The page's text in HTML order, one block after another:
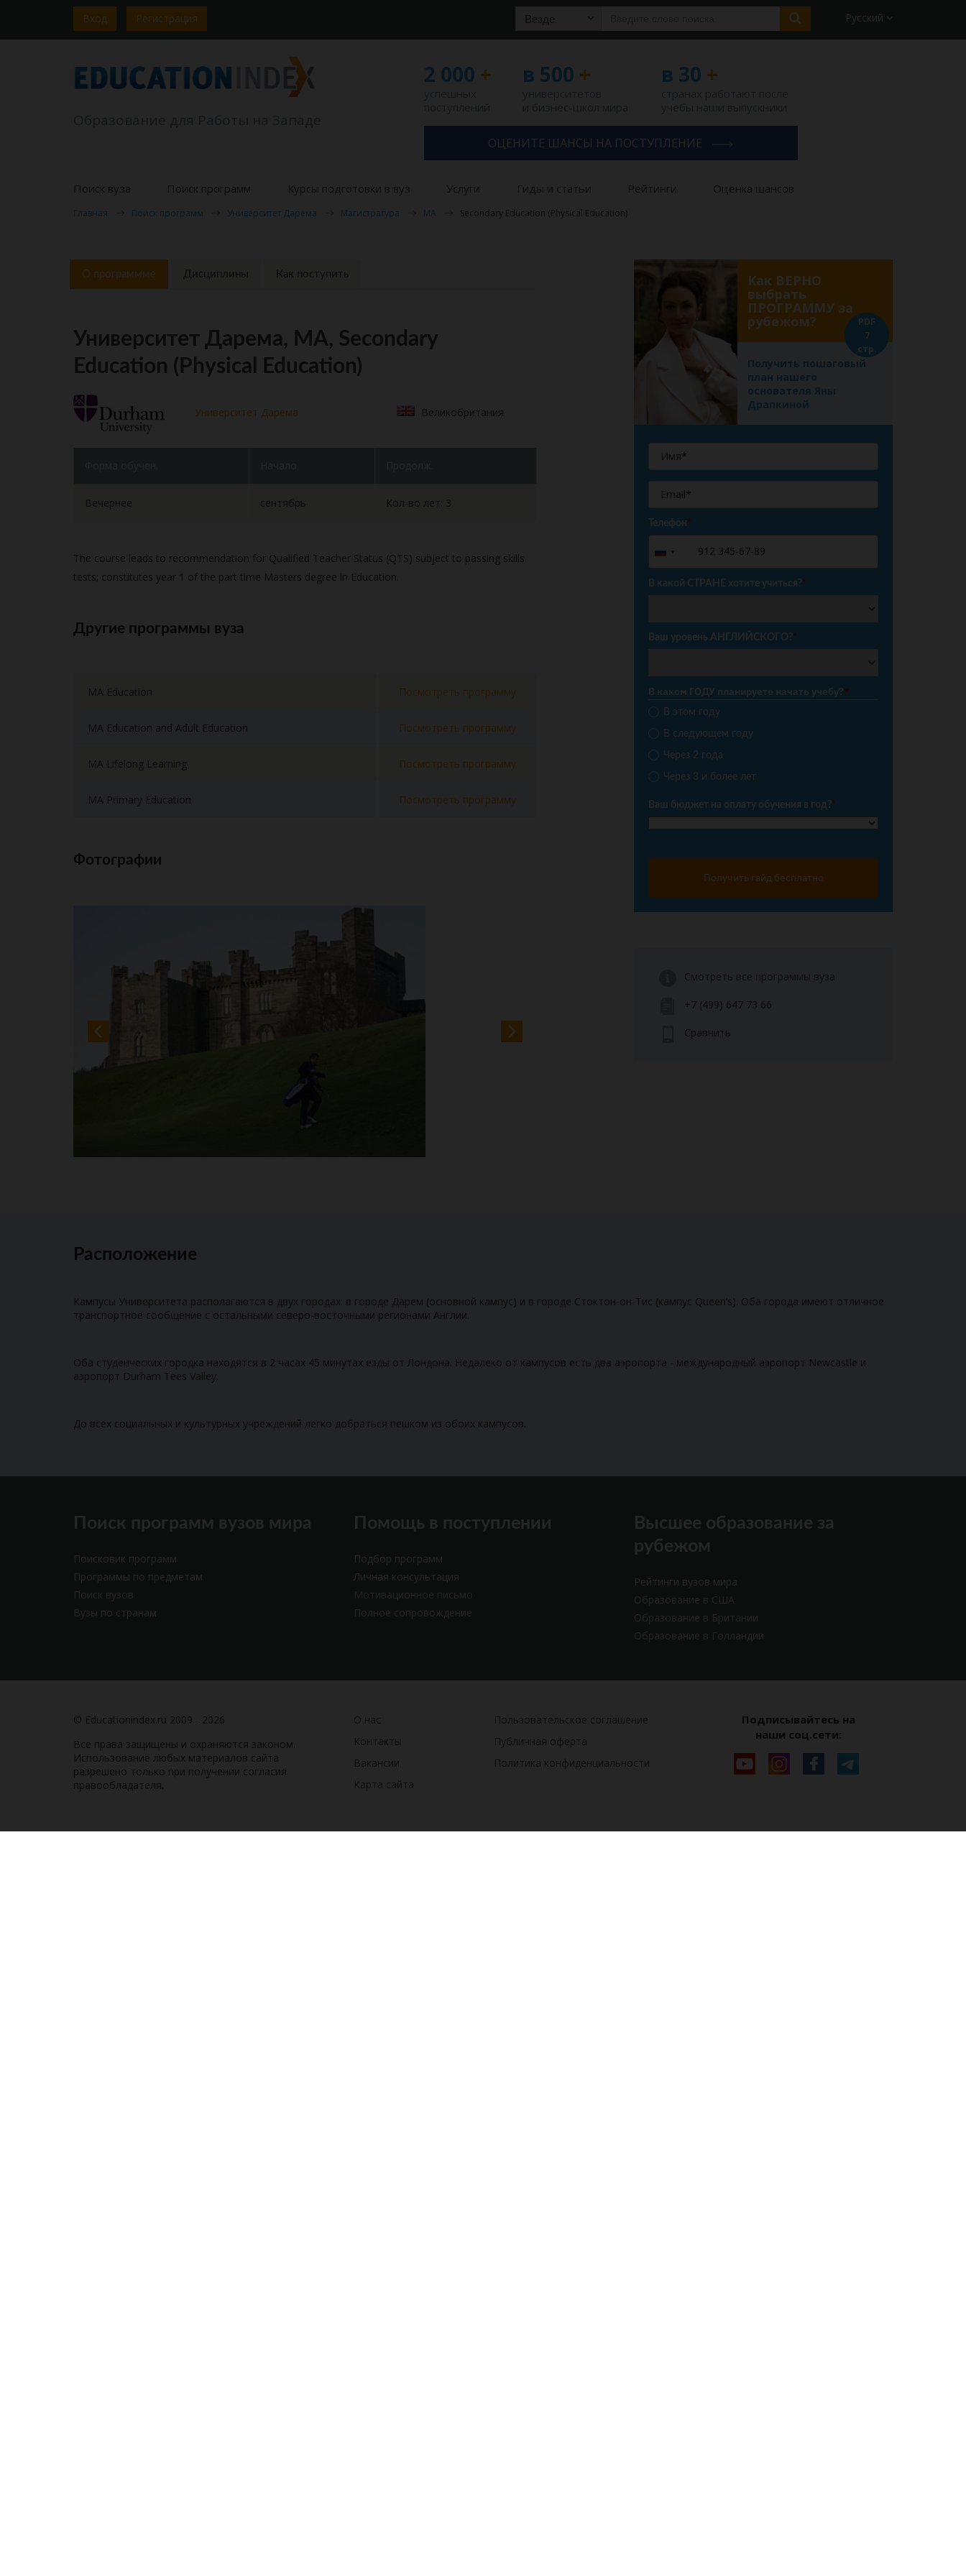
Вход Регистрация Везде Русский
2 000 + в 500 + в 30 +
ОЦЕНИТЕ ШАНСЫ НА ПОСТУПЛЕНИЕ
Поиск вуза Поиск программ Курсы подготовки в вуз Услуги Гиды и статьи Рейтинги Оценка шансов
Главная Поиск программ Университет Дарема Магистратура MA Secondary Education (Physical Education)
О программме Дисциплины Как поступить
Университет Дарема, MA, Secondary
Education (Physical Education)
Университет Дарема Великобритания
Вечернее сентябрь Кол-во лет: 3
The course leads to recommendation for Qualified Teacher Status (QTS) subject to passing skills
tests; constitutes year 1 of the part time Masters degree in Education.
Другие программы вуза
MA Education Посмотреть программу
MA Education and Adult Education Посмотреть программу
MA Lifelong Learning Посмотреть программу
MA Primary Education Посмотреть программу
Фотографии
Как ВЕРНО
выбрать
ПРОГРАММУ за
рубежом?
Получить пошаговый
план нашего
основателя Яны
Драпкиной
PDF
7
стр.
Телефон*
Russia
+7
В какой СТРАНЕ хотите учиться?*
Ваш уровень АНГЛИЙСКОГО?*
В каком ГОДУ планируете начать учебу?*
В этом году
В следующем году
Через 2 года
Через 3 и более лет
Ваш бюджет на оплату обучения в год?*
Получить гайд бесплатно
Смотреть все программы вуза
+7 (499) 647 73 66
Сравнить
Расположение
Кампусы Университета располагаются в двух городах: в городе Дарем (основной кампус) и в городе Стоктон-он-Тис (кампус Queen’s). Оба города имеют отличное
транспортное сообщение с остальными северо-восточными регионами Англии.
Оба студенческих городка находятся в 2 часах 45 минутах езды от Лондона. Недалеко от кампусов есть два аэропорта - международный аэропорт Newcastle и
аэропорт Durham Tees Valley.
До всех социальных и культурных учреждений легко добраться пешком из обоих кампусов.
Поиск программ вузов мира
Поисковик программ
Программы по предметам
Поиск вузов
Вузы по странам
Помощь в поступлении
Подбор программ
Личная консультация
Мотивационное письмо
Полное сопровождение
Высшее образование за
рубежом
Рейтинги вузов мира
Образование в США
Образование в Британии
Образование в Голландии
© Educationindex.ru 2009 - 2026
Все права защищены и охраняются законом.
Использование любых материалов сайта
разрешено только при получении согласия
правообладателя.
О нас
Контакты
Вакансии
Карта сайта
Пользовательское соглашение
Публичная оферта
Политика конфиденциальности
Подписывайтесь на
наши соц.сети: